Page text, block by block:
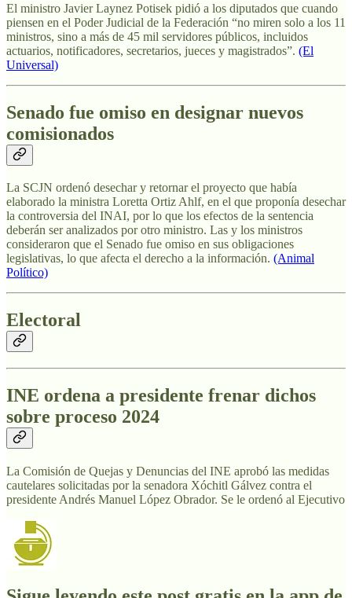
El ministro Javier Laynez Potisek pidió a los diputados que cuando
piensen en el Poder Judicial de la Federación “no miren solo a los 11
ministros, sino a más de 45 mil servidores públicos, incluidos
actuarios, notificadores, secretarios, jueces y magistrados”. (El
Universal)
Senado fue omiso en designar nuevos
comisionados
La SCJN ordenó desechar y retornar el proyecto que había
elaborado la ministra Loretta Ortiz Ahlf, en el que proponía desechar
la controversia del INAI, por lo que los efectos de la sentencia
deberán ser analizados por otro ministro. Las y los ministros
consideraron que el Senado fue omiso en sus obligaciones
legislativas, lo que afecta el derecho a la información. (Animal
Político)
Electoral
INE ordena a presidente frenar dichos
sobre proceso 2024
La Comisión de Quejas y Denuncias del INE aprobó las medidas
cautelares solicitadas por la senadora Xóchitl Gálvez contra el
presidente Andrés Manuel López Obrador. Se le ordenó al Ejecutivo